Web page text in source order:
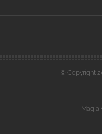
© Copyright
Magia